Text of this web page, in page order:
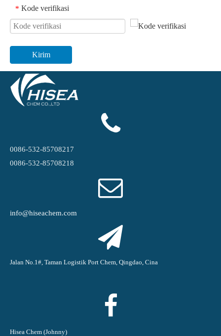
* Kode verifikasi
Kirim
0086-532-85708217
0086-532-85708218
info@hiseachem.com
Jalan No.1#, Taman Logistik Port Chem, Qingdao, Cina
Hisea Chem (Johnny)